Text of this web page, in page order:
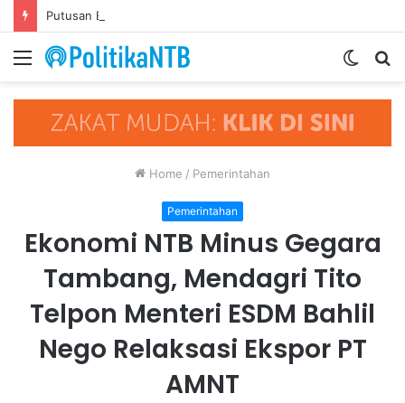
Menu
Switch
Home / Pemerintahan
Pemerintahan
Ekonomi NTB Minus Gegara
Tambang, Mendagri Tito
Telpon Menteri ESDM Bahlil
Nego Relaksasi Ekspor PT
AMNT